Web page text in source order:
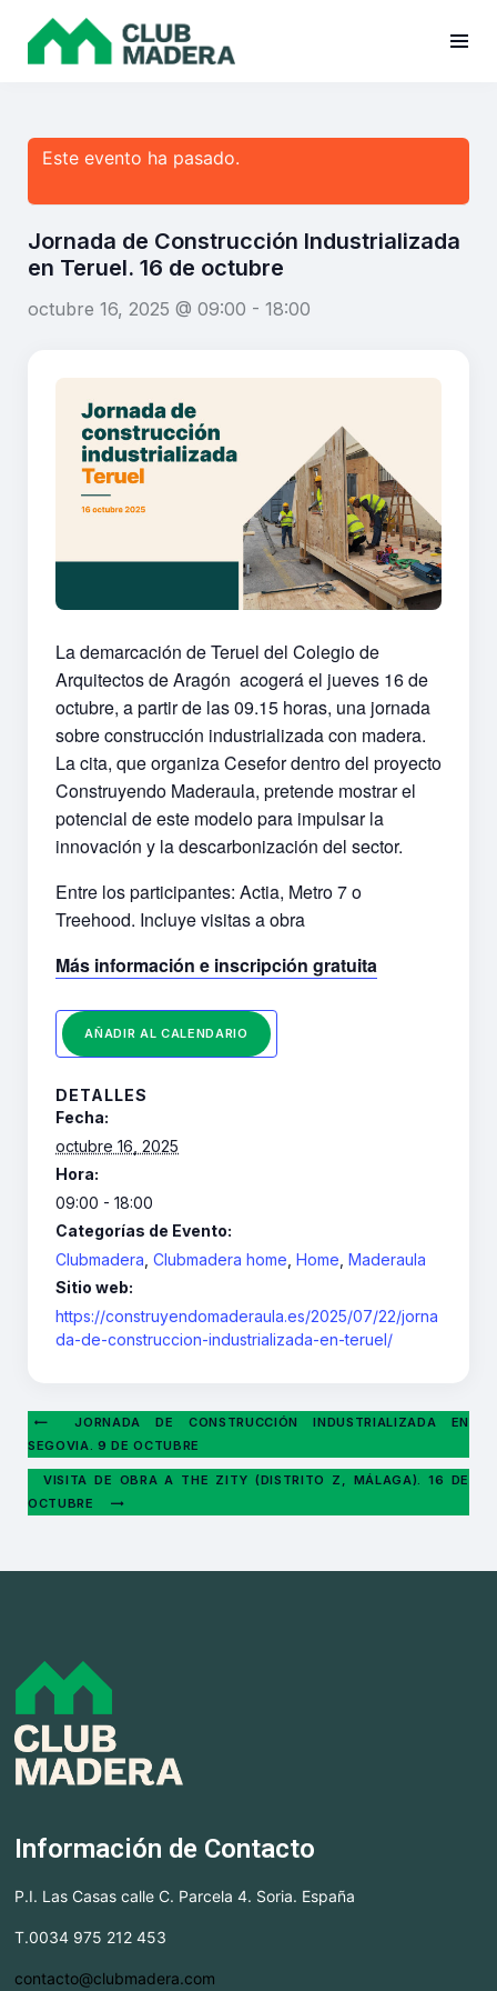
Este evento ha pasado.
Jornada de Construcción Industrializada
en Teruel. 16 de octubre
octubre 16, 2025 @ 09:00 - 18:00
La demarcación de Teruel del Colegio de
Arquitectos de Aragón acogerá el jueves 16 de
octubre, a partir de las 09.15 horas, una jornada
sobre construcción industrializada con madera.
La cita, que organiza Cesefor dentro del proyecto
Construyendo Maderaula, pretende mostrar el
potencial de este modelo para impulsar la
innovación y la descarbonización del sector.
Entre los participantes: Actia, Metro 7 o
Treehood. Incluye visitas a obra
Más información e inscripción gratuita
AÑADIR AL CALENDARIO
DETALLES
Fecha:
octubre 16, 2025
Hora:
09:00 - 18:00
Categorías de Evento:
Clubmadera Clubmadera home Home Maderaula
Sitio web:
https://construyendomaderaula.es/2025/07/22/jorna
da-de-construccion-industrializada-en-teruel/
JORNADA DE CONSTRUCCIÓN INDUSTRIALIZADA EN
SEGOVIA. 9 DE OCTUBRE
VISITA DE OBRA A THE ZITY (DISTRITO Z, MÁLAGA). 16 DE
OCTUBRE
Información de Contacto
P.I. Las Casas calle C. Parcela 4. Soria. España
T.0034 975 212 453
contacto@clubmadera.com